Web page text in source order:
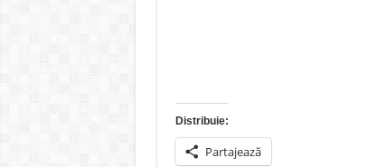
Distribuie:
Partajează